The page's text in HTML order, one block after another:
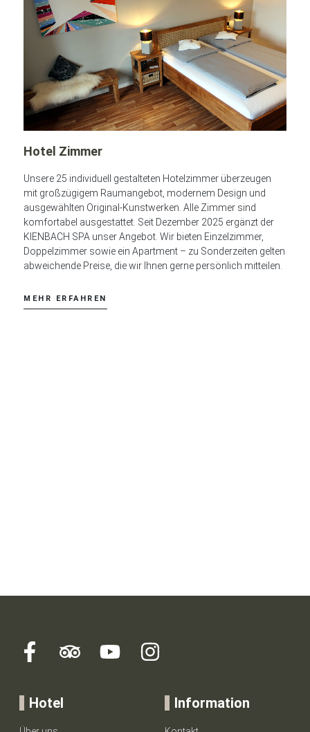
Hotel Zimmer
Unsere 25 individuell gestalteten Hotelzimmer überzeugen
mit großzügigem Raumangebot, modernem Design und
ausgewählten Original-Kunstwerken. Alle Zimmer sind
komfortabel ausgestattet. Seit Dezember 2025 ergänzt der
KIENBACH SPA unser Angebot. Wir bieten Einzelzimmer,
Doppelzimmer sowie ein Apartment – zu Sonderzeiten gelten
abweichende Preise, die wir Ihnen gerne persönlich mitteilen.
MEHR ERFAHREN
Hotel Information